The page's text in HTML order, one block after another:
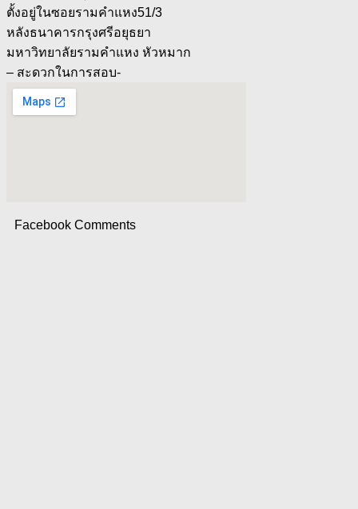
ตั้งอยู่ในซอยรามคำแหง51/3
หลังธนาคารกรุงศรีอยุธยา
มหาวิทยาลัยรามคำแหง หัวหมาก
– สะดวกในการสอบ-
Facebook Comments